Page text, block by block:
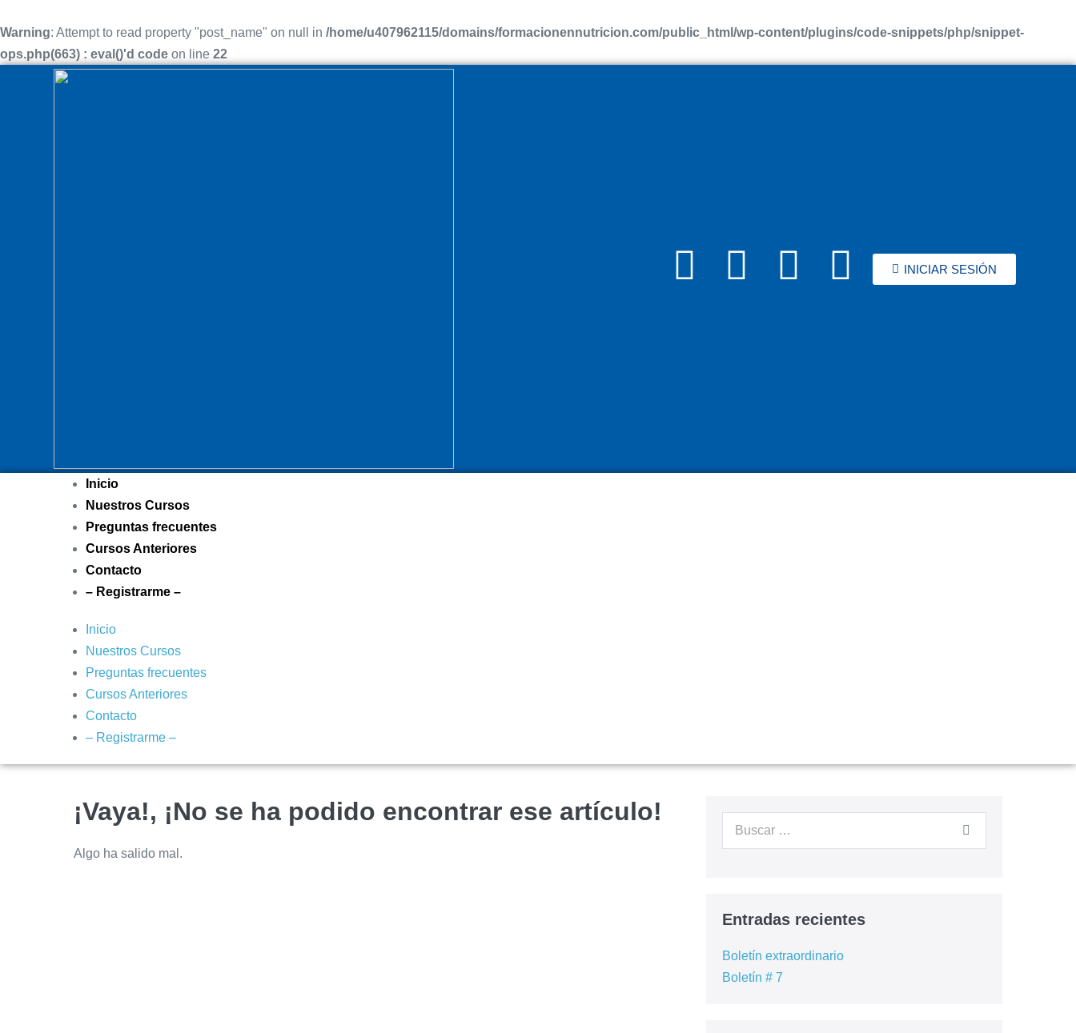
Warning: Attempt to read property "post_name" on null in /home/u407962115/domains/formacionennutricion.com/public_html/wp-content/plugins/code-snippets/php/snippet-
ops.php(663) : eval()'d code on line 22
INICIAR SESIÓN
Inicio
Nuestros Cursos
Preguntas frecuentes
Cursos Anteriores
Contacto
– Registrarme –
Inicio
Nuestros Cursos
Preguntas frecuentes
Cursos Anteriores
Contacto
– Registrarme –
¡Vaya!, ¡No se ha podido encontrar ese artículo!
Algo ha salido mal.
Entradas recientes
Boletín extraordinario
Boletín # 7